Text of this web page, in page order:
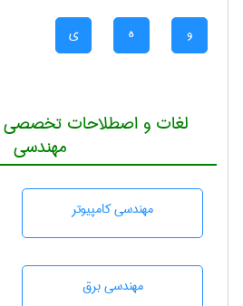
و ه ی
لغات و اصطلاحات تخصصی
مهندسی
مهندسی كامپيوتر
مهندسی برق